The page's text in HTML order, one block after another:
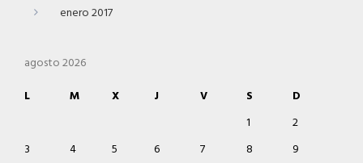
enero 2017
agosto 2026
L
M X J V S
D
1
2
3
4 5 6 7 8
9